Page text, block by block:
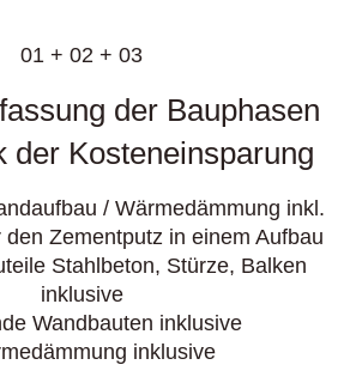
01 + 02 + 03
der Bauphasen
der Kosteneinsparung
/ Wärmedämmung inkl.
Zementputz in einem Aufbau
Stahlbeton, Stürze, Balken
inklusive
Wandbauten inklusive
inklusive